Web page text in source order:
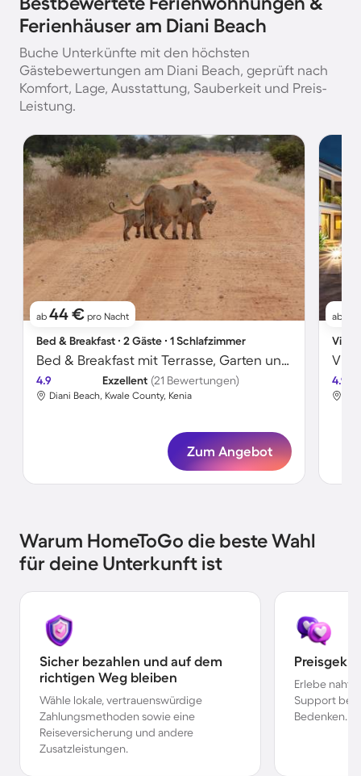
Ferienhäuser am Diani Beach
Buche Unterkünfte mit den höchsten
Gästebewertungen am Diani Beach, geprüft nach
Komfort, Lage, Ausstattung, Sauberkeit und Preis-
Leistung.
ab 44 € pro Nacht
Bed & Breakfast ∙ 2 Gäste ∙ 1 Schlafzimmer
Bed & Breakfast mit Terrasse, Garten und Pool
4.9 Exzellent (21 Bewertungen)
Diani Beach, Kwale County, Kenia
Zum Angebot
ab
Villa
4.9
Warum HomeToGo die beste Wahl
für deine Unterkunft ist
Sicher bezahlen und auf dem
richtigen Weg bleiben
Wähle lokale, vertrauenswürdige
Zahlungsmethoden sowie eine
Reiseversicherung und andere
Zusatzleistungen.
Erlebe
Support bei
Bedenken.